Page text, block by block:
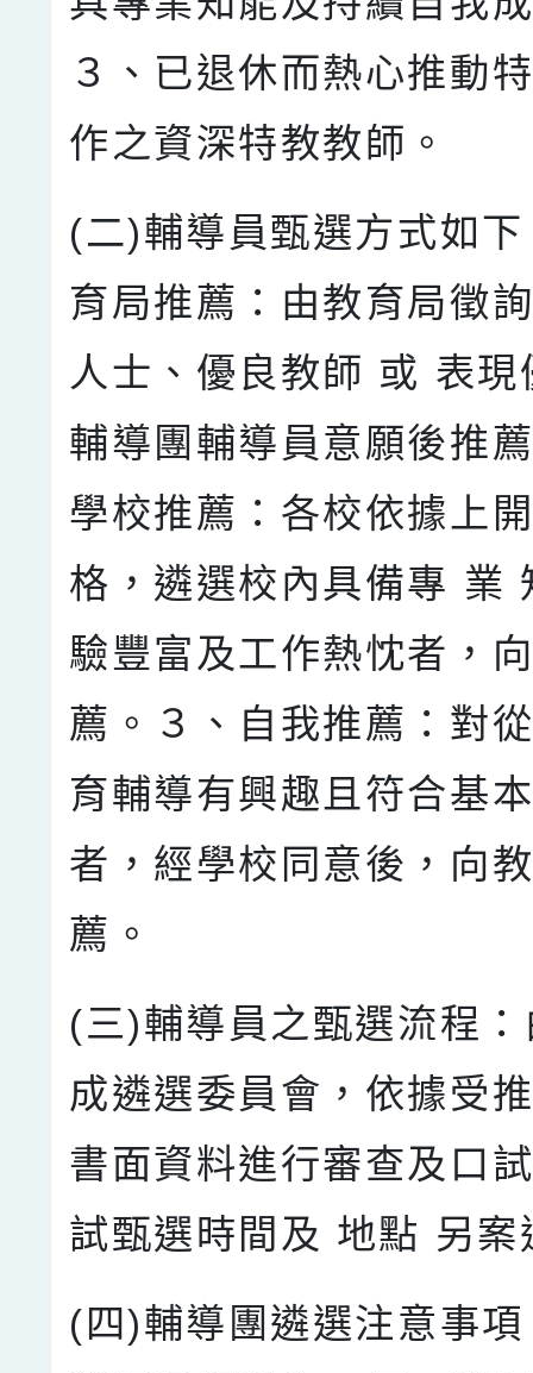
３、已退休而熱心推動
作之資深特教教師。
(二)輔導員甄選方式如
育局推薦：由教育局徵
人士、優良教師 或 表現
輔導團輔導員意願後推
學校推薦：各校依據上
格，遴選校內具備專 業
驗豐富及工作熱忱者，
薦。３、自我推薦：對
育輔導有興趣且符合基
者，經學校同意後，向
薦。
(三)輔導員之甄選流程
成遴選委員會，依據受
書面資料進行審查及口
試甄選時間及 地點 另案
(四)輔導團遴選注意事